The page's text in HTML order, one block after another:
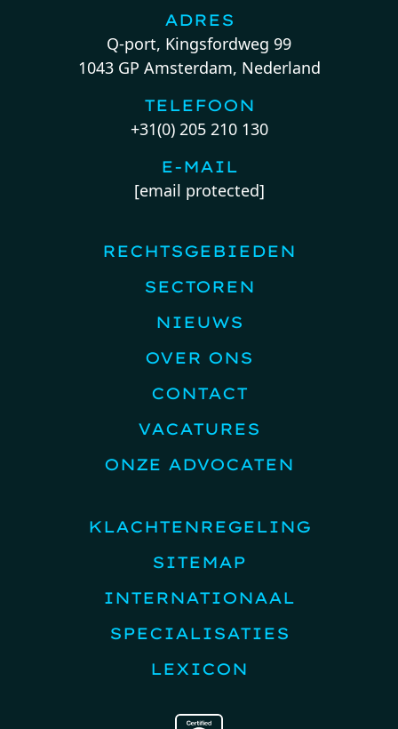
ADRES
Q-port, Kingsfordweg 99
1043 GP Amsterdam, Nederland
TELEFOON
+31(0) 205 210 130
E-MAIL
[email protected]
RECHTSGEBIEDEN
SECTOREN
NIEUWS
OVER ONS
CONTACT
VACATURES
ONZE ADVOCATEN
KLACHTENREGELING
SITEMAP
INTERNATIONAAL
SPECIALISATIES
LEXICON